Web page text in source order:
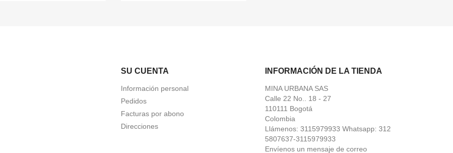
SU CUENTA
Información personal
Pedidos
Facturas por abono
Direcciones
INFORMACIÓN DE LA TIENDA
MINA URBANA SAS
Calle 22 No.. 18 - 27
110111 Bogotá
Colombia
Llámenos: 3115979933 Whatsapp: 312
5807637-3115979933
Envíenos un mensaje de correo